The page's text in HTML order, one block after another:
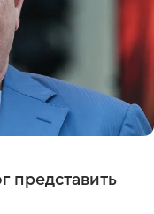
представить